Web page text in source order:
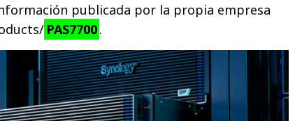
publicada por la propia empresa
PAS7700.